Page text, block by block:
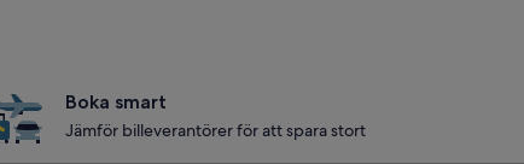
Boka smart
Jämför billeverantörer för att spara stort